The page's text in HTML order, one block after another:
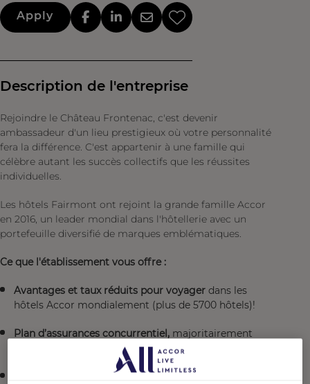
Apply
Description de l'entreprise
Rejoindre le Château Frontenac, c'est devenir
ambassadeur d'un lieu prestigieux où votre personnalité
fera la différence. C'est appartenir à une famille qui
célèbre autant les succès collectifs que les réussites
individuelles.
Les hôtels Fairmont ont rejoint la grande famille Accor
en 2016, un leader mondial dans l'hôtellerie avec un
portefeuille diversifié de marques emblématiques.
Ce que l'établissement vous offre :
Avantages et taux réduits pour voyager dans les
hôtels Accor mondialement (plus de 5700 hôtels)!
Plan d’assurances concurrentiel, majoritairement
disponible après 3 mois. *